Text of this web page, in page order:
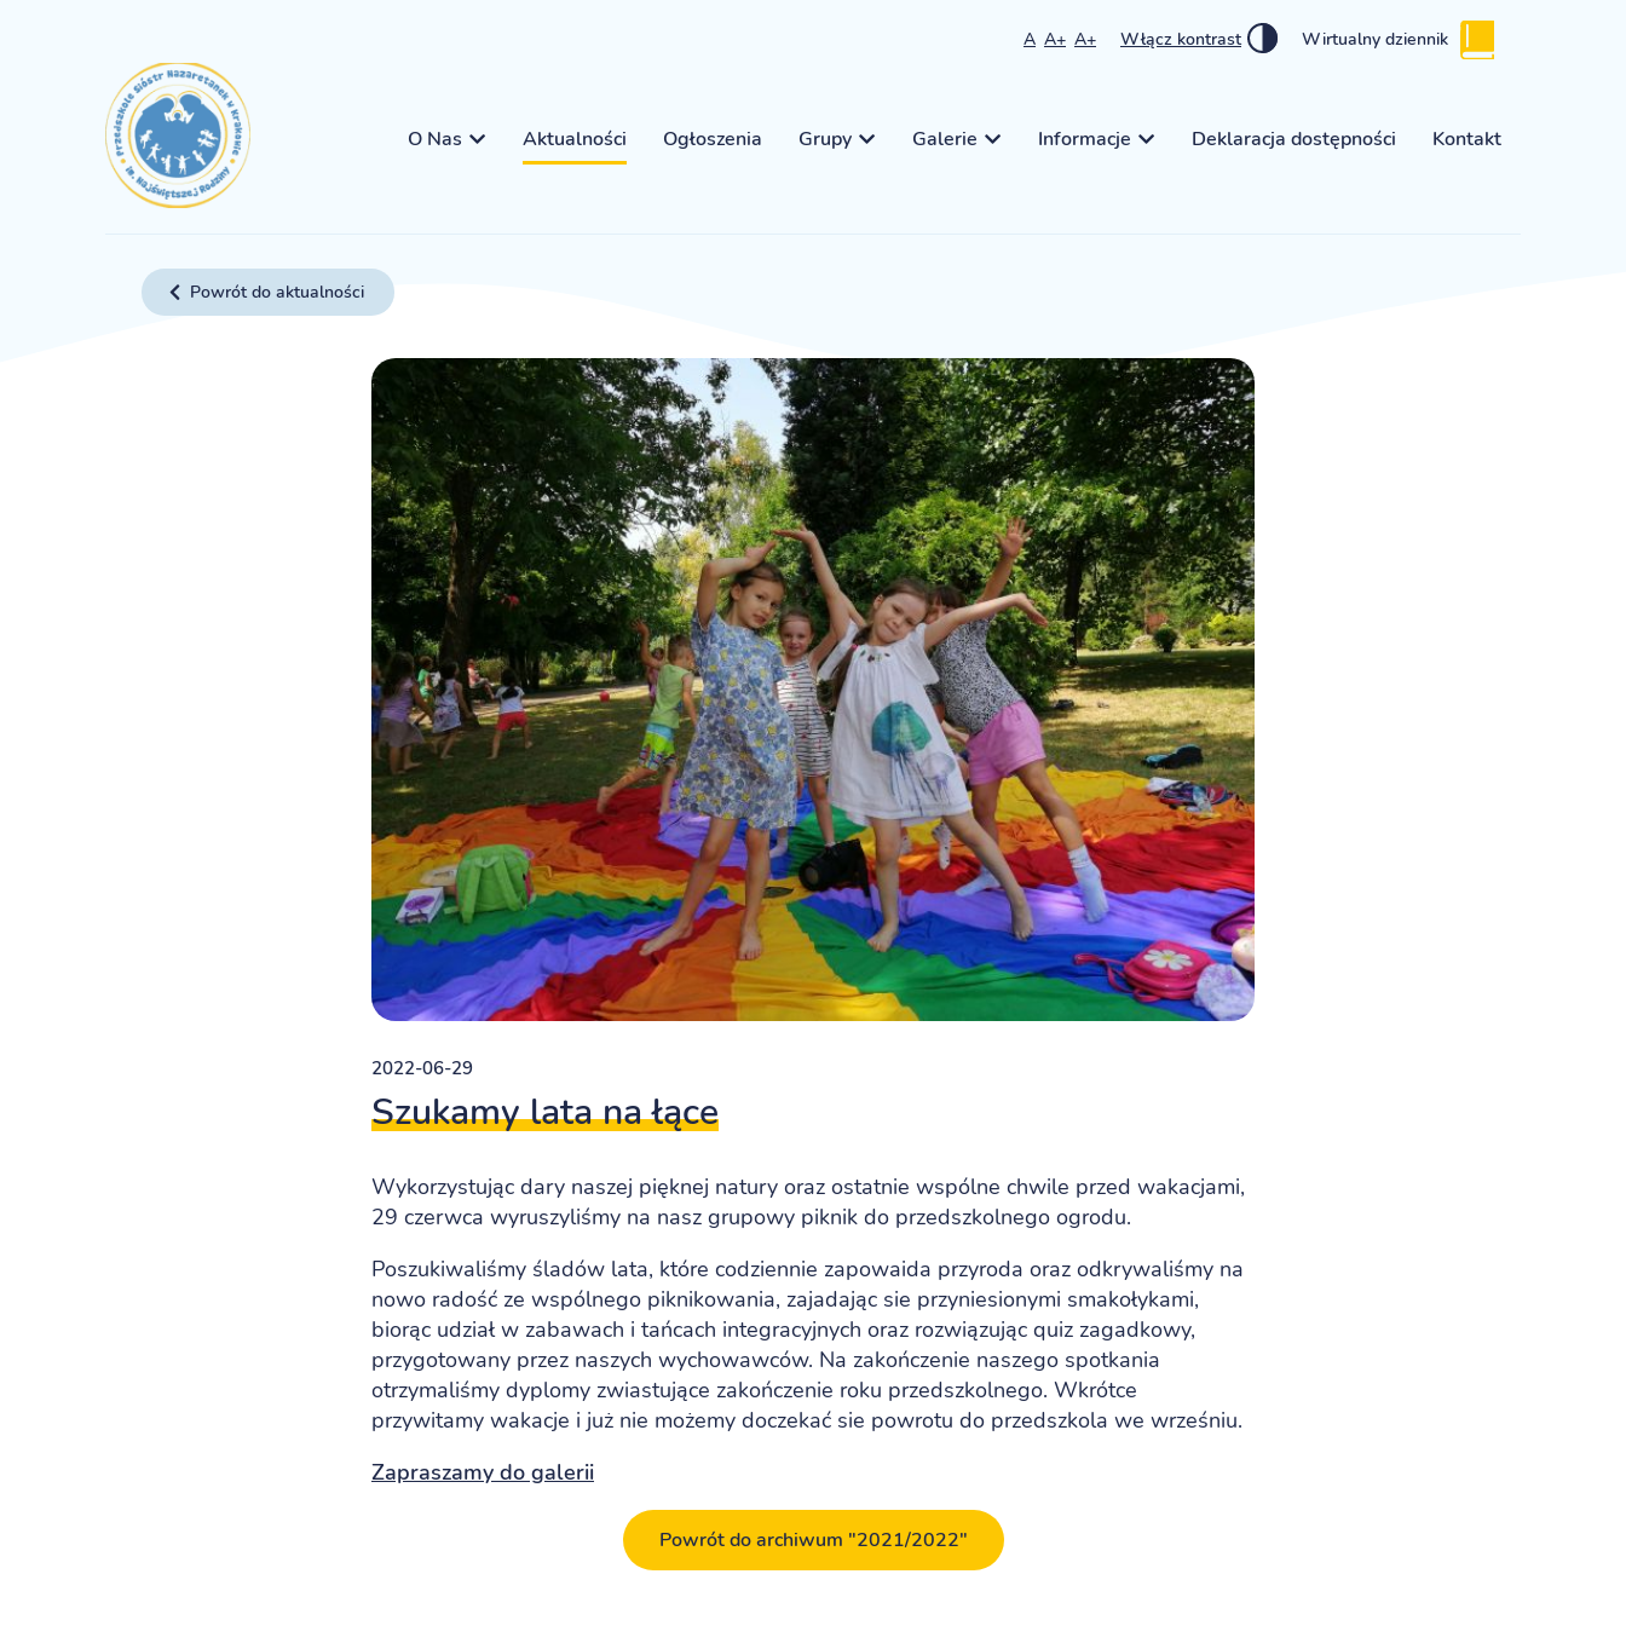
A A+ A+ Włącz kontrast Wirtualny dziennik
O Nas Aktualności Ogłoszenia Grupy Galerie Informacje Deklaracja dostępności Kontakt
Powrót do aktualności
2022-06-29
Szukamy lata na łące
Wykorzystując dary naszej pięknej natury oraz ostatnie wspólne chwile przed wakacjami,
29 czerwca wyruszyliśmy na nasz grupowy piknik do przedszkolnego ogrodu.
Poszukiwaliśmy śladów lata, które codziennie zapowaida przyroda oraz odkrywaliśmy na
nowo radość ze wspólnego piknikowania, zajadając sie przyniesionymi smakołykami,
biorąc udział w zabawach i tańcach integracyjnych oraz rozwiązując quiz zagadkowy,
przygotowany przez naszych wychowawców. Na zakończenie naszego spotkania
otrzymaliśmy dyplomy zwiastujące zakończenie roku przedszkolnego. Wkrótce
przywitamy wakacje i już nie możemy doczekać sie powrotu do przedszkola we wrześniu.
Zapraszamy do galerii
Powrót do archiwum "2021/2022"